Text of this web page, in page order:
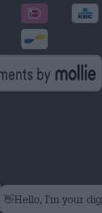
Tutti i diritti riservati.